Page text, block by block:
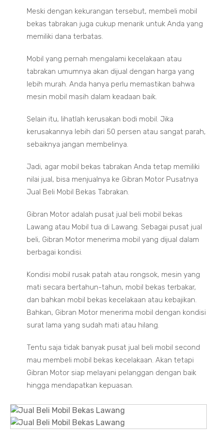
Meski dengan kekurangan tersebut, membeli mobil
bekas tabrakan juga cukup menarik untuk Anda yang
memiliki dana terbatas.
Mobil yang pernah mengalami kecelakaan atau
tabrakan umumnya akan dijual dengan harga yang
lebih murah. Anda hanya perlu memastikan bahwa
mesin mobil masih dalam keadaan baik.
Selain itu, lihatlah kerusakan bodi mobil. Jika
kerusakannya lebih dari 50 persen atau sangat parah,
sebaiknya jangan membelinya.
Jadi, agar mobil bekas tabrakan Anda tetap memiliki
nilai jual, bisa menjualnya ke Gibran Motor Pusatnya
Jual Beli Mobil Bekas Tabrakan.
Gibran Motor adalah pusat jual beli mobil bekas
Lawang atau Mobil tua di Lawang. Sebagai pusat jual
beli, Gibran Motor menerima mobil yang dijual dalam
berbagai kondisi.
Kondisi mobil rusak patah atau rongsok, mesin yang
mati secara bertahun-tahun, mobil bekas terbakar,
dan bahkan mobil bekas kecelakaan atau kebajikan.
Bahkan, Gibran Motor menerima mobil dengan kondisi
surat lama yang sudah mati atau hilang.
Tentu saja tidak banyak pusat jual beli mobil second
mau membeli mobil bekas kecelakaan. Akan tetapi
Gibran Motor siap melayani pelanggan dengan baik
hingga mendapatkan kepuasan.